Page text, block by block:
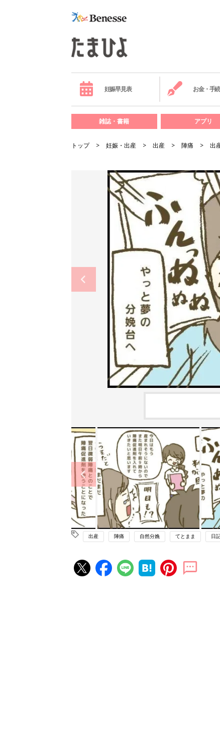
妊娠早見表 お金・手
雑誌・書籍 アプリ
トップ 妊娠・出産 出産 陣痛 出
出産 陣痛 自然分娩 てとまま 日